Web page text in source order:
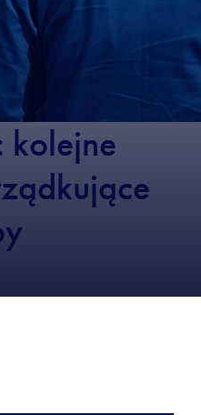
kolejne